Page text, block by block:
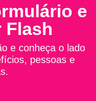
e
Flash
e conheça o lado
pessoas e